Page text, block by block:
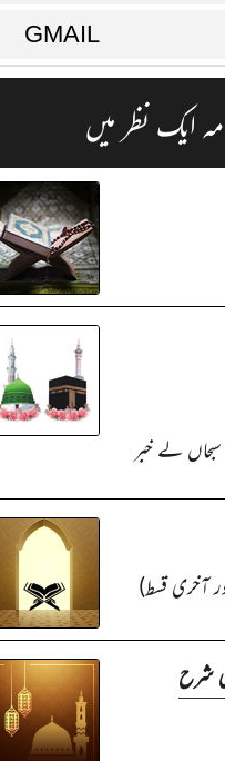
GMAIL
ایک نظر میں
لے خبر
آخری قسط)
شرح